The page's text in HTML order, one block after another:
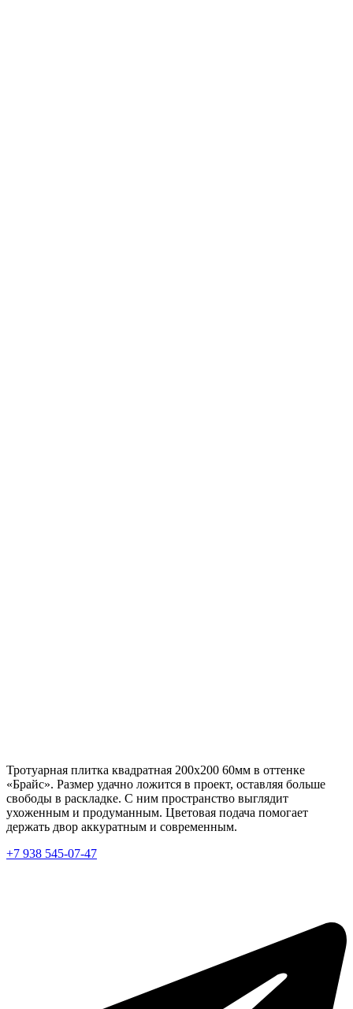
Тротуарная плитка квадратная 200х200 60мм в оттенке
«Брайс». Размер удачно ложится в проект, оставляя больше
свободы в раскладке. С ним пространство выглядит
ухоженным и продуманным. Цветовая подача помогает
держать двор аккуратным и современным.
+7 938 545-07-47